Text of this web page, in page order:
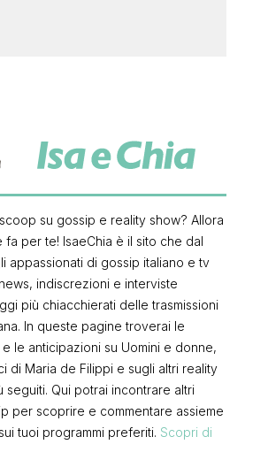
su gossip e reality show? Allora
per te! IsaeChia è il sito che dal
appassionati di gossip italiano e tv
indiscrezioni e interviste
più chiacchierati delle trasmissioni
In queste pagine troverai le
le anticipazioni su Uomini e donne,
di Maria de Filippi e sugli altri reality
seguiti. Qui potrai incontrare altri
per scoprire e commentare assieme
tuoi programmi preferiti. Scopri di